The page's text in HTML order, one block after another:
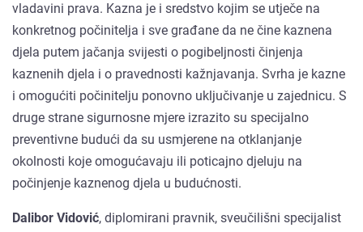
vladavini prava. Kazna je i sredstvo kojim se utječe na
konkretnog počinitelja i sve građane da ne čine kaznena
djela putem jačanja svijesti o pogibeljnosti činjenja
kaznenih djela i o pravednosti kažnjavanja. Svrha je kazne
i omogućiti počinitelju ponovno uključivanje u zajednicu. S
druge strane sigurnosne mjere izrazito su specijalno
preventivne budući da su usmjerene na otklanjanje
okolnosti koje omogućavaju ili poticajno djeluju na
počinjenje kaznenog djela u budućnosti.
Dalibor Vidović, diplomirani pravnik, sveučilišni specijalist